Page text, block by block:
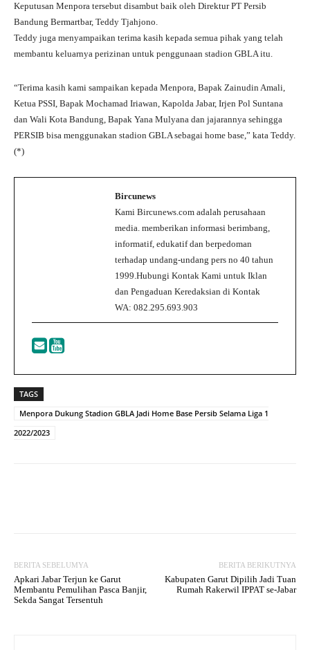
Keputusan Menpora tersebut disambut baik oleh Direktur PT Persib
Bandung Bermartbar, Teddy Tjahjono.
Teddy juga menyampaikan terima kasih kepada semua pihak yang telah
membantu keluarnya perizinan untuk penggunaan stadion GBLA itu.
“Terima kasih kami sampaikan kepada Menpora, Bapak Zainudin Amali,
Ketua PSSI, Bapak Mochamad Iriawan, Kapolda Jabar, Irjen Pol Suntana
dan Wali Kota Bandung, Bapak Yana Mulyana dan jajarannya sehingga
PERSIB bisa menggunakan stadion GBLA sebagai home base,” kata Teddy.
(*)
Bircunews
Kami Bircunews.com adalah perusahaan
media. memberikan informasi berimbang,
informatif, edukatif dan berpedoman
terhadap undang-undang pers no 40 tahun
1999.Hubungi Kontak Kami untuk Iklan
dan Pengaduan Keredaksian di Kontak
WA: 082.295.693.903
TAGS
Menpora Dukung Stadion GBLA Jadi Home Base Persib Selama Liga 1
2022/2023
BERITA SEBELUMYA
Apkari Jabar Terjun ke Garut
Membantu Pemulihan Pasca Banjir,
Sekda Sangat Tersentuh
BERITA BERIKUTNYA
Kabupaten Garut Dipilih Jadi Tuan
Rumah Rakerwil IPPAT se-Jabar